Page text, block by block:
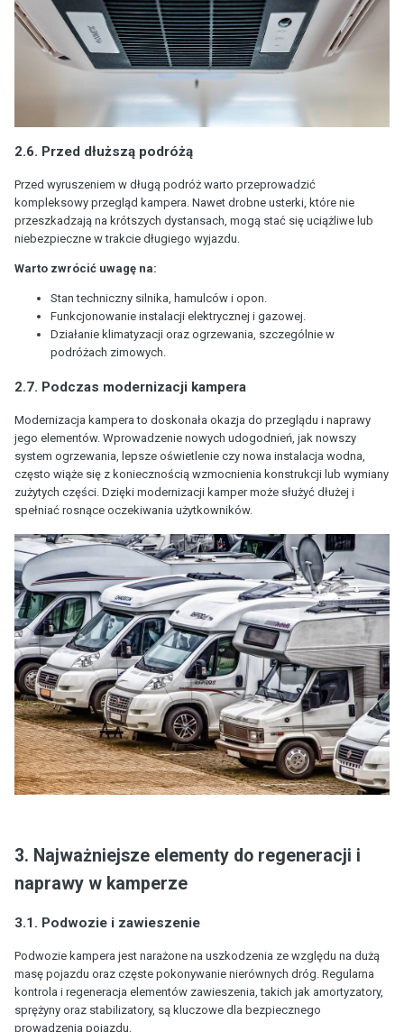
2.6. Przed dłuższą podróżą
Przed wyruszeniem w długą podróż warto przeprowadzić
kompleksowy przegląd kampera. Nawet drobne usterki, które nie
przeszkadzają na krótszych dystansach, mogą stać się uciążliwe lub
niebezpieczne w trakcie długiego wyjazdu.
Warto zwrócić uwagę na:
Stan techniczny silnika, hamulców i opon.
Funkcjonowanie instalacji elektrycznej i gazowej.
Działanie klimatyzacji oraz ogrzewania, szczególnie w
podróżach zimowych.
2.7. Podczas modernizacji kampera
Modernizacja kampera to doskonała okazja do przeglądu i naprawy
jego elementów. Wprowadzenie nowych udogodnień, jak nowszy
system ogrzewania, lepsze oświetlenie czy nowa instalacja wodna,
często wiąże się z koniecznością wzmocnienia konstrukcji lub wymiany
zużytych części. Dzięki modernizacji kamper może służyć dłużej i
spełniać rosnące oczekiwania użytkowników.
3. Najważniejsze elementy do regeneracji i
naprawy w kamperze
3.1. Podwozie i zawieszenie
Podwozie kampera jest narażone na uszkodzenia ze względu na dużą
masę pojazdu oraz częste pokonywanie nierównych dróg. Regularna
kontrola i regeneracja elementów zawieszenia, takich jak amortyzatory,
sprężyny oraz stabilizatory, są kluczowe dla bezpiecznego
prowadzenia pojazdu.